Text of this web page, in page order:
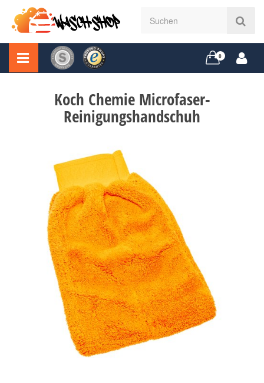
0
Koch Chemie Microfaser-
Reinigungshandschuh